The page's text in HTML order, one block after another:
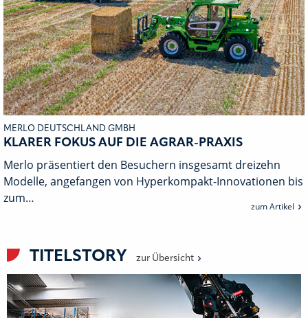
MERLO DEUTSCHLAND GMBH
KLARER FOKUS AUF DIE AGRAR-PRAXIS
Merlo präsentiert den Besuchern insgesamt dreizehn
Modelle, angefangen von Hyperkompakt-Innovationen bis
zum…
zum Artikel
TITELSTORY zur Übersicht